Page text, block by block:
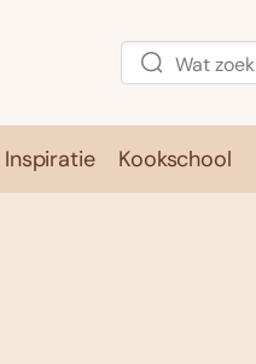
Inspiratie Kookschool